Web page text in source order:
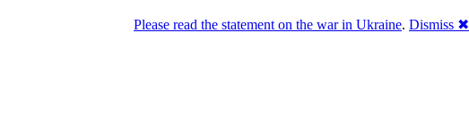
Please read the statement on the war in Ukraine. Dismiss ✖